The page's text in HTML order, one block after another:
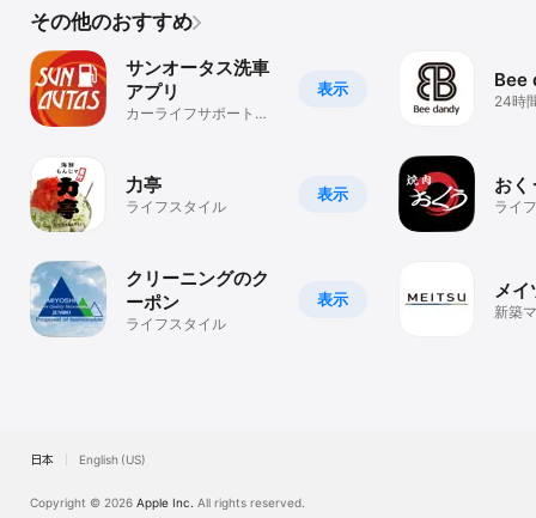
その他のおすすめ
表示
サンオータス洗車
アプリ
カーライフサポートア
表示
力亭
ライフスタイル
表示
クリーニングのク
ーポン
ライフスタイル
Bee
24時
おく
ライ
メイ
新築
日本 English (US)
Copyright © 2026 Apple Inc. All rights reserved.